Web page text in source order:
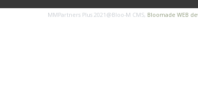
MMPartners Plus 2021@Bloo-M CMS, Bloomade WEB